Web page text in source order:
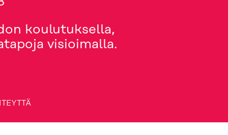
koulutuksella,
visioimalla.